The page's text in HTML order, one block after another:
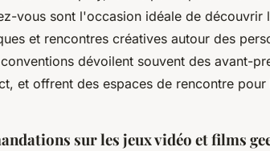
vous sont l'occasion idéale de découvrir
et rencontres créatives autour des
dévoilent souvent des avant-
et offrent des espaces de rencontre pour
sur les jeux vidéo et films